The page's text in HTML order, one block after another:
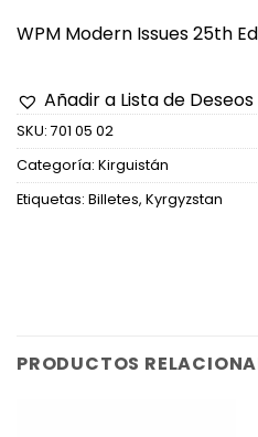
WPM Modern Issues 25th
Añadir a Lista de Deseos
SKU: 701 05 02
Categoría: Kirguistán
Etiquetas: Billetes, Kyrgyzstan
PRODUCTOS